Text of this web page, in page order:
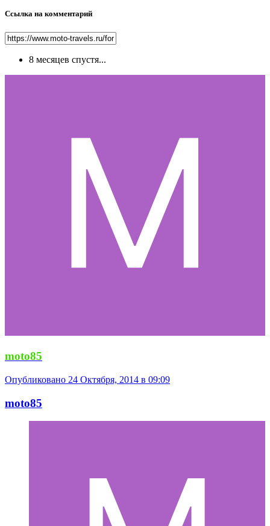
Ссылка на комментарий
8 месяцев спустя...
moto85
Опубликовано 24 Октября, 2014 в 09:09
moto85